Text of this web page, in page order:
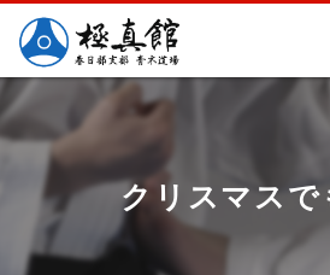
クリスマスで